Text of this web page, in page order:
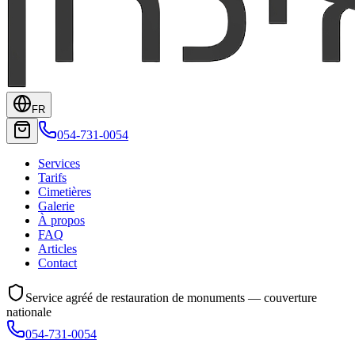
FR
054-731-0054
Services
Tarifs
Cimetières
Galerie
À propos
FAQ
Articles
Contact
Service agréé de restauration de monuments — couverture
nationale
054-731-0054